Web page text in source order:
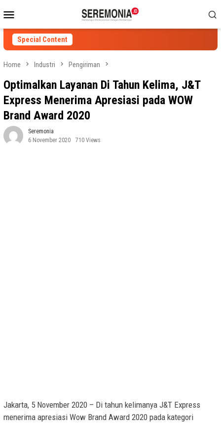
to
contentMenu
Special Content
Home Industri Pengiriman
Optimalkan Layanan Di Tahun Kelima, J&T
Express Menerima Apresiasi pada WOW
Brand Award 2020
Seremonia
6 November 2020
710 Views
Jakarta, 5 November 2020 – Di tahun kelimanya J&T Express
menerima apresiasi Wow Brand Award 2020 pada kategori